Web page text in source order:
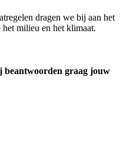
dragen we bij aan het
milieu en het klimaat.
beantwoorden graag jouw